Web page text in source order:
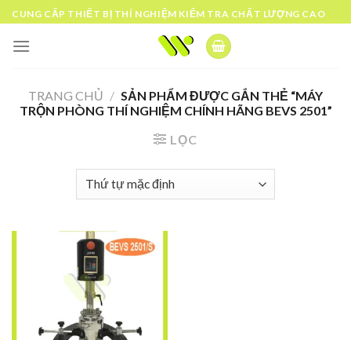
Skip
to
content
CUNG CẤP THIẾT BỊ THÍ NGHIỆM KIỂM TRA CHẤT LƯỢNG CAO
TRANG CHỦ / SẢN PHẨM ĐƯỢC GẮN THẺ “MÁY
TRỘN PHÒNG THÍ NGHIỆM CHÍNH HÃNG BEVS 2501”
LỌC